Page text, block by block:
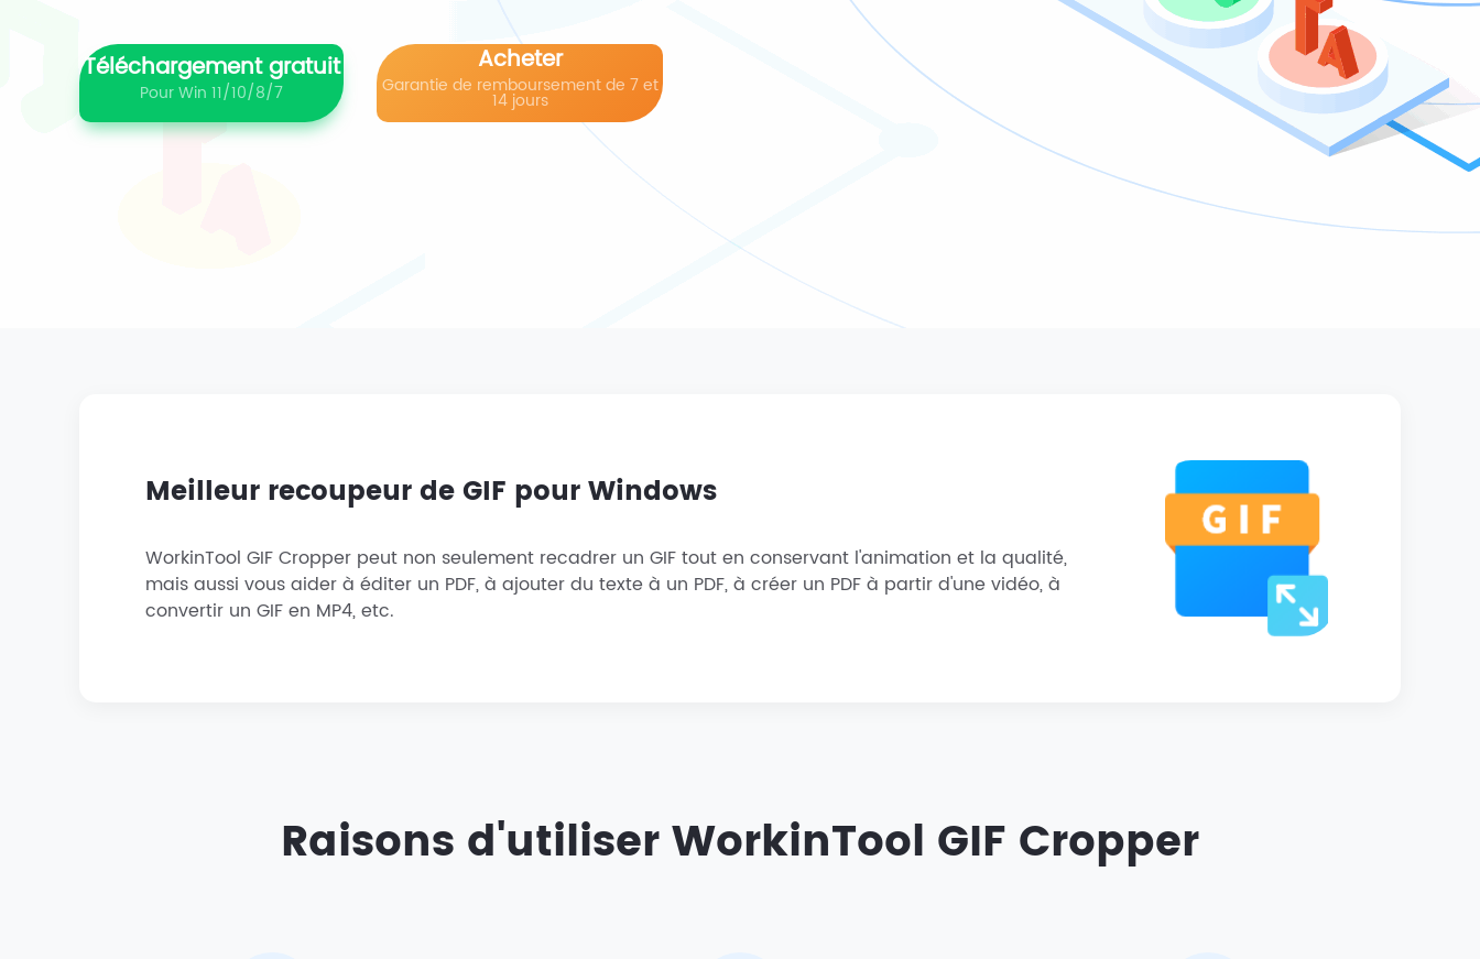
Téléchargement gratuit
Pour Win 11/10/8/7
Acheter
Garantie de remboursement de 7 et
14 jours
Meilleur recoupeur de GIF pour Windows
WorkinTool GIF Cropper peut non seulement recadrer un GIF tout en conservant l'animation et la qualité,
mais aussi vous aider à éditer un PDF, à ajouter du texte à un PDF, à créer un PDF à partir d'une vidéo, à
convertir un GIF en MP4, etc.
Raisons d'utiliser WorkinTool GIF Cropper